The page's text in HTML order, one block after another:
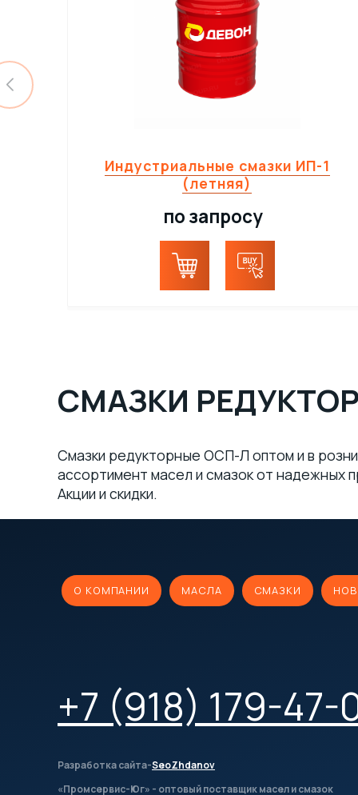
Индустриальные смазки ИП-1
(летняя)
по запросу
СМАЗКИ
Смазки редукторные ОСП-Л оптом и в
ассортимент масел и смазок от надежных
Акции и скидки.
О КОМПАНИИ МАСЛА СМАЗКИ
+7 (918) 179-47-
Разработка сайта-SeoZhdanov
«Промсервис-Юг» - оптовый поставщик масел и смазок